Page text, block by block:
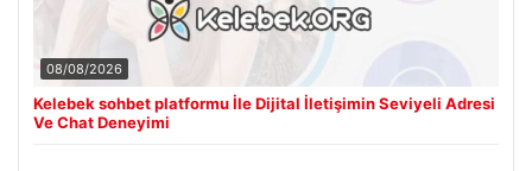
08/08/2026
Kelebek sohbet platformu İle Dijital İletişimin Seviyeli Adresi
Ve Chat Deneyimi